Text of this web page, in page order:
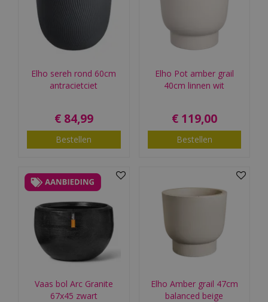
Elho sereh rond 60cm
antracietciet
€ 84,99
Bestellen
Elho Pot amber grail
40cm linnen wit
€ 119,00
Bestellen
Vaas bol Arc Granite
67x45 zwart
Elho Amber grail 47cm
balanced beige